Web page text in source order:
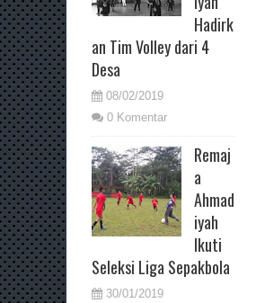
Hadirk
an Tim Volley dari 4
Desa
08/02/2019
0 Komentar
Remaj
a
Ahmad
iyah
Ikuti
Seleksi Liga Sepakbola
30/01/2019